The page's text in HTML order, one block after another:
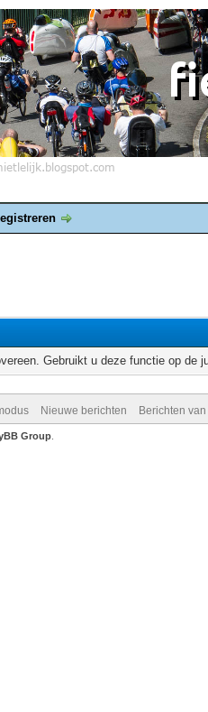
Gebruikt u deze functie op de
Nieuwe berichten Berichten
Group